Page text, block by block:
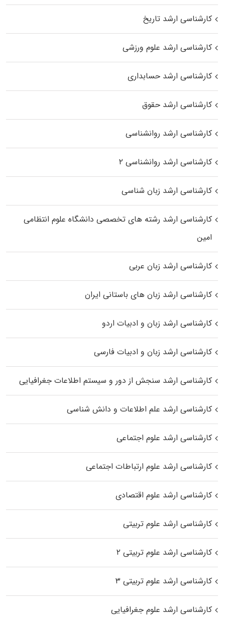
کارشناسی ارشد تاریخ
کارشناسی ارشد علوم ورزشی
کارشناسی ارشد حسابداری
کارشناسی ارشد حقوق
کارشناسی ارشد روانشناسی
کارشناسی ارشد روانشناسی ۲
کارشناسی ارشد زبان شناسی
کارشناسی ارشد رﺷﺘﻪ ﻫﺎی تخصصی داﻧﺸﮕﺎه ﻋﻠﻮم انتظامی
اﻣﻴﻦ
کارشناسی ارشد زبان عربی
کارشناسی ارشد زبان‌ های باستانی ایران
کارشناسی ارشد زبان و ادبیات اردو
کارشناسی ارشد زبان و ادبیات فارسی
کارشناسی ارشد سنجش از دور و سیستم اطلاعات جغرافیایی
کارشناسی ارشد علم اطلاعات و دانش شناسی
کارشناسی ارشد علوم اجتماعی
کارشناسی ارشد علوم ارتباطات اجتماعی
کارشناسی ارشد علوم اقتصادی
کارشناسی ارشد علوم تربیتی
کارشناسی ارشد علوم تربیتی ۲
کارشناسی ارشد علوم تربیتی ۳
کارشناسی ارشد علوم جغرافیایی